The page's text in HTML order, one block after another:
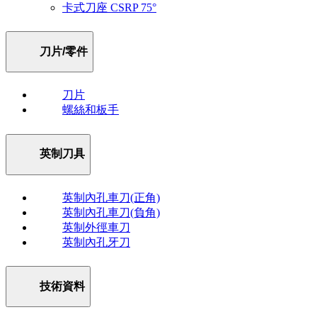
卡式刀座 CSRP 75°
刀片/零件
刀片
螺絲和板手
英制刀具
英制內孔車刀(正角)
英制內孔車刀(負角)
英制外徑車刀
英制內孔牙刀
技術資料